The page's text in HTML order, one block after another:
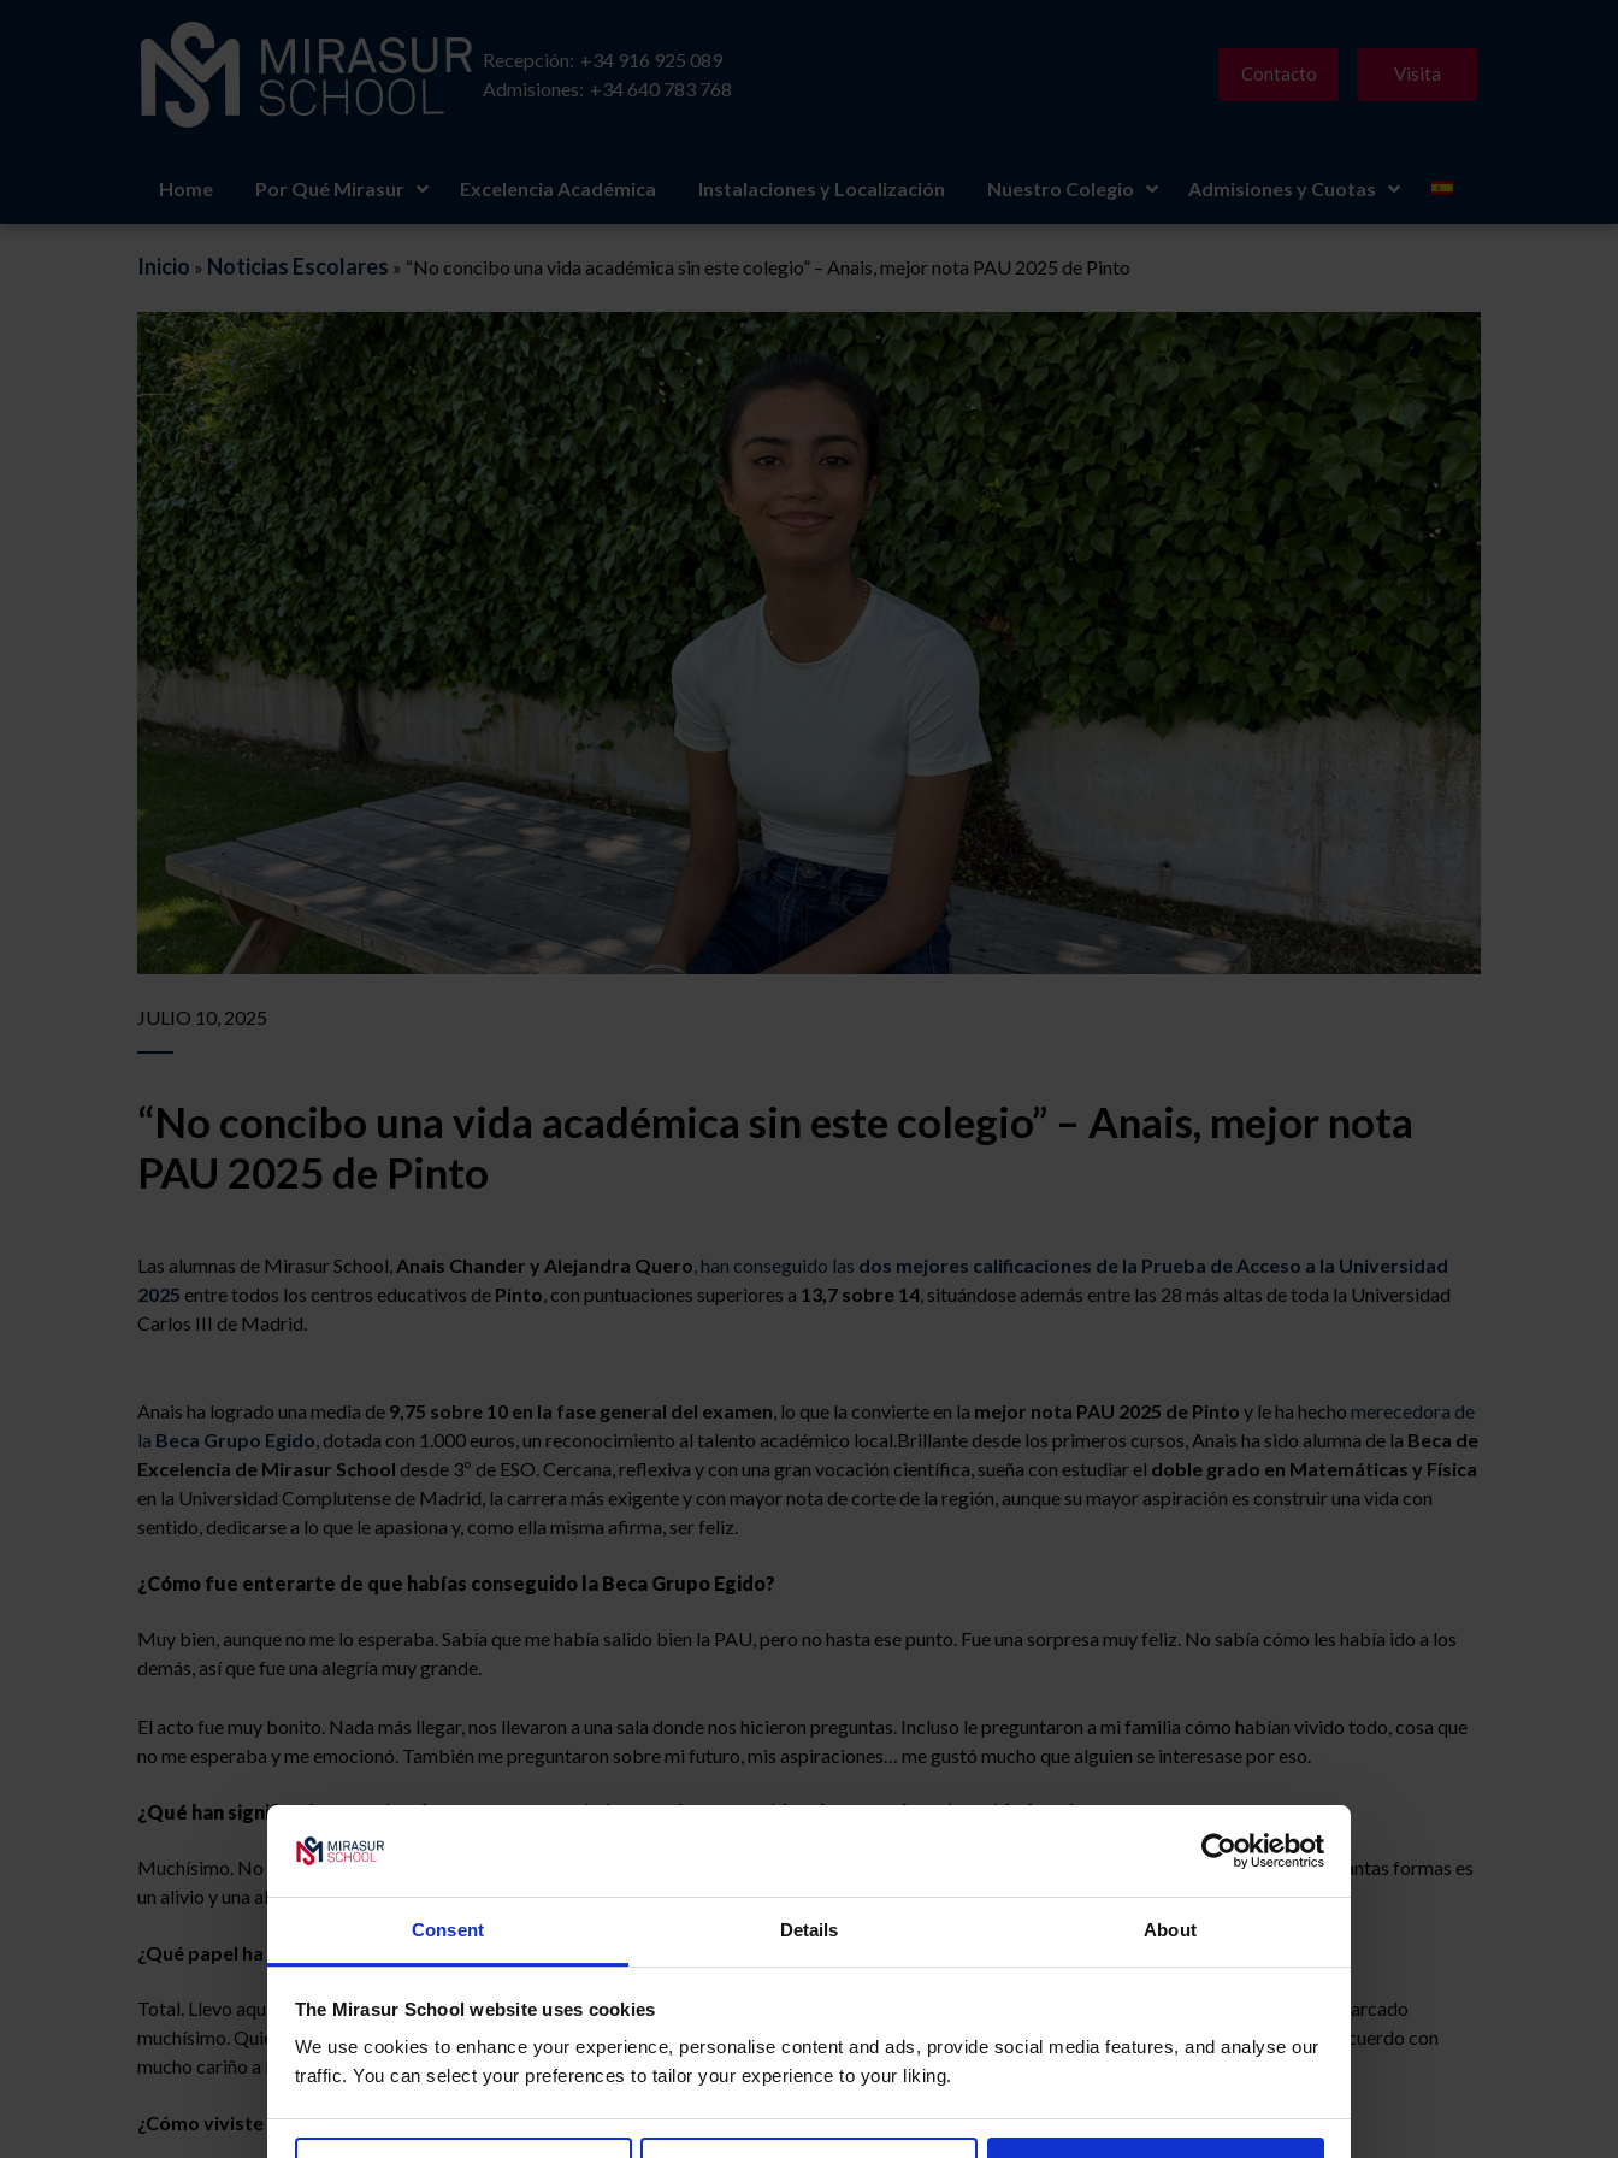
Consent Details About
The Mirasur School website uses cookies
We use cookies to enhance your experience, personalise content and ads, provide social media features, and analyse our
traffic. You can select your preferences to tailor your experience to your liking.
Recepción: +34 916 925 089
Admisiones: +34 640 783 768
Contacto Visita
Home Por Qué Mirasur Excelencia Académica Instalaciones y Localización Nuestro Colegio Admisiones y Cuotas
Inicio » Noticias Escolares » “No concibo una vida académica sin este colegio” – Anais, mejor nota PAU 2025 de Pinto
JULIO 10, 2025
“No concibo una vida académica sin este colegio” – Anais, mejor nota
PAU 2025 de Pinto
Las alumnas de Mirasur School, Anais Chander y Alejandra Quero, han conseguido las dos mejores calificaciones de la Prueba de Acceso a la Universidad
2025 entre todos los centros educativos de Pinto, con puntuaciones superiores a 13,7 sobre 14, situándose además entre las 28 más altas de toda la Universidad
Carlos III de Madrid.
Anais ha logrado una media de 9,75 sobre 10 en la fase general del examen, lo que la convierte en la mejor nota PAU 2025 de Pinto y le ha hecho merecedora de
la Beca Grupo Egido, dotada con 1.000 euros, un reconocimiento al talento académico local.Brillante desde los primeros cursos, Anais ha sido alumna de la Beca de
Excelencia de Mirasur School desde 3º de ESO. Cercana, reflexiva y con una gran vocación científica, sueña con estudiar el doble grado en Matemáticas y Física
en la Universidad Complutense de Madrid, la carrera más exigente y con mayor nota de corte de la región, aunque su mayor aspiración es construir una vida con
sentido, dedicarse a lo que le apasiona y, como ella misma afirma, ser feliz.
¿Cómo fue enterarte de que habías conseguido la Beca Grupo Egido?
Muy bien, aunque no me lo esperaba. Sabía que me había salido bien la PAU, pero no hasta ese punto. Fue una sorpresa muy feliz. No sabía cómo les había ido a los
demás, así que fue una alegría muy grande.
El acto fue muy bonito. Nada más llegar, nos llevaron a una sala donde nos hicieron preguntas. Incluso le preguntaron a mi familia cómo habían vivido todo, cosa que
no me esperaba y me emocionó. También me preguntaron sobre mi futuro, mis aspiraciones… me gustó mucho que alguien se interesase por eso.
¿Qué han significado para ti todos estos reconocimientos? la Beca Egido, el acto en la Universidad Carlos III…
Muchísimo. No me esperaba sacar tan buena nota porque al final todo se reduce a unos exámenes. Pero ver que ese esfuerzo ha sido reconocido de tantas formas es
un alivio y una alegría. Yo no sabía que había tantos premios, así que todo ha sido como una sorpresa tras otra.
¿Qué papel ha jugado Mirasur en tu trayectoria académica?
Total. Llevo aquí desde pequeña, así que no concibo mi vida académica sin este colegio. Los profesores me han construido como estudiante, me han marcado
muchísimo. Quiero agradecer especialmente a Gustavo, mi tutor, que siempre ha estado ahí, y a Noelia, de quien he aprendido muchísimo. También recuerdo con
mucho cariño a Mara, Juan, Esther… Y a Isabel y Elena, que fueron mis primeras tutoras en la ESO. Me llevo mucho de todos.
¿Cómo viviste el paso de Primaria a la ESO?